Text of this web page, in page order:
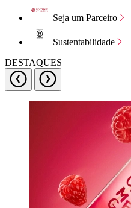
Seja um Parceiro
Sustentabilidade
DESTAQUES